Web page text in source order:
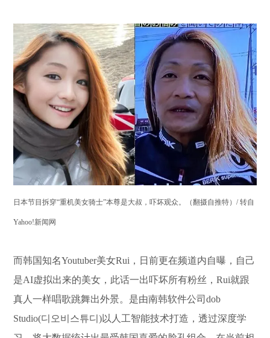
日本节目拆穿“重机美女骑士”本尊是大叔，吓坏观众。（翻摄自推特）/ 转自
Yahoo!新闻网
而韩国知名Youtuber美女Rui，日前更在频道内自曝，自己
是AI虚拟出来的美女，此话一出吓坏所有粉丝，Rui就跟
真人一样唱歌跳舞出外景。是由南韩软件公司dob
Studio(디오비스튜디)以人工智能技术打造，透过深度学